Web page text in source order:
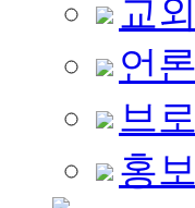
교
언
브
홍